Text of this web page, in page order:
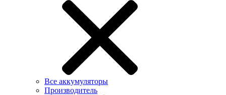
Все аккумуляторы
Производитель